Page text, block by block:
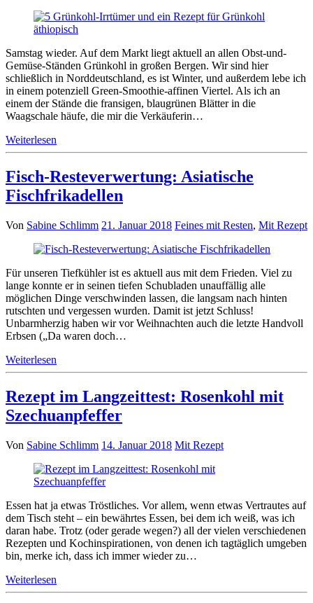
Samstag wieder. Auf dem Markt liegt aktuell an allen Obst-und-
Gemüse-Ständen Grünkohl in großen Bergen. Wir sind hier
schließlich in Norddeutschland, es ist Winter, und außerdem lebe ich
in einem potenziell Green-Smoothie-affinen Viertel. Als ich an
einem der Stände die fransigen, blaugrünen Blätter in die
Waagschale häufe, die mir die Verkäuferin…
Weiterlesen
Fisch-Resteverwertung: Asiatische
Fischfrikadellen
Von Sabine Schlimm 21. Januar 2018 Feines mit Resten, Mit Rezept
Für unseren Tiefkühler ist es aktuell aus mit dem Frieden. Viel zu
lange konnte er in seinen tiefen Schubladen unauffällig alle
möglichen Dinge verschwinden lassen, die langsam nach hinten
rutschten und vergessen wurden. Damit ist jetzt Schluss!
Unbarmherzig haben wir vor Weihnachten auch die letzte Handvoll
Erbsen („Da waren doch…
Weiterlesen
Rezept im Langzeittest: Rosenkohl mit
Szechuanpfeffer
Von Sabine Schlimm 14. Januar 2018 Mit Rezept
Essen hat ja etwas Tröstliches. Vor allem, wenn etwas Vertrautes auf
dem Tisch steht – ein bewährtes Essen, bei dem ich weiß, was ich
daran habe. Trotz (oder gerade wegen?) all der vielen verschiedenen
Rezepten und Kochinspirationen, von denen ich tagtäglich umgeben
bin, merke ich, dass ich immer wieder zu…
Weiterlesen